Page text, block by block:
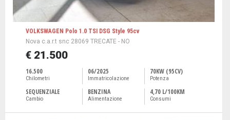
VOLKSWAGEN Polo 1.0 TSI DSG Style 95cv
Nova c.a.r.t snc 28069 TRECATE - NO
€ 21.500
16.500
Chilometri
06/2025
Immatricolazione
70KW (95CV)
Potenza
SEQUENZIALE
Cambio
BENZINA
Alimentazione
4,70 L/100KM
Consumi